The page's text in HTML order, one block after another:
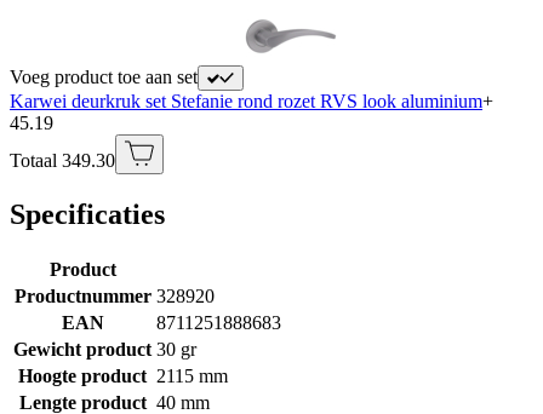
Voeg product toe aan set
Karwei deurkruk set Stefanie rond rozet RVS look aluminium+
45.19
Totaal 349.30
Specificaties
Product
Productnummer 328920
EAN
8711251888683
Gewicht product 30 gr
Hoogte product 2115 mm
Lengte product 40 mm